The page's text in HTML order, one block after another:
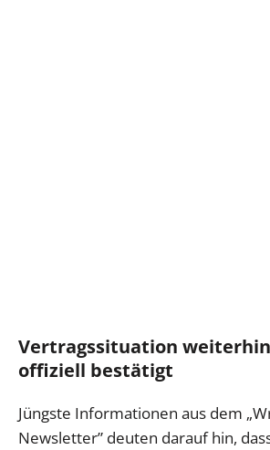
Vertragssituation
offiziell bestätigt
Jüngste Informationen aus dem
Newsletter” deuten darauf hin,